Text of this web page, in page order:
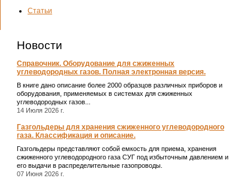
Статьи
Новости
Справочник. Оборудование для сжиженных
углеводородных газов. Полная электронная версия.
В книге дано описание более 2000 образцов различных приборов и
оборудования, применяемых в системах для сжиженных
углеводородных газов...
14 Июля 2026 г.
Газгольдеры для хранения сжиженного углеводородного
газа. Классификация и описание.
Газгольдеры представляют собой емкость для приема, хранения
сжиженного углеводородного газа СУГ под избыточным давлением и
его выдачи в распределительные газопроводы.
07 Июня 2026 г.